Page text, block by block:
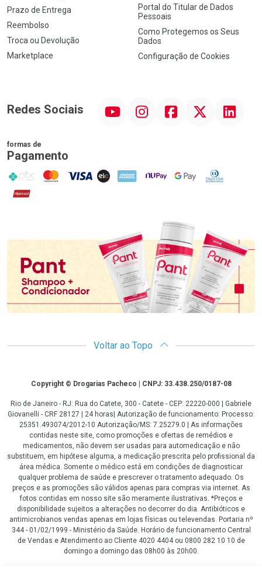
Prazo de Entrega
Reembolso
Troca ou Devolução
Marketplace
Portal do Titular de Dados
Pessoais
Como Protegemos os Seus
Dados
Configuração de Cookies
Redes Sociais InstagramFacebook Linkedin
formas de
Pagamento
PIX MasterCard
VISA ELO AMEX NuPay Google PayDiners Club
Hipercard
Promoção em Destaque
Voltar ao Topo
CopyrightCopyright © Drogarias Pacheco | CNPJ: 33.438.250/0187-08
Rio de Janeiro - RJ: Rua do Catete, 300 - Catete - CEP: 22220-000 | Gabriele
Giovanelli - CRF 28127 | 24 horas| Autorização de funcionamento: Processo:
25351.493074/2012-10 Autorização/MS: 7.25279.0 | As informações
contidas neste site, como promoções e ofertas de remédios e
medicamentos, não devem ser usadas para automedicação e não
substituem, em hipótese alguma, a medicação prescrita pelo profissional da
área médica. Somente o médico está em condições de diagnosticar
qualquer problema de saúde e prescrever o tratamento adequado. Os
preços e as promoções são válidos apenas para compras via internet. As
fotos contidas em nosso site são meramente ilustrativas. *Preços e
disponibilidade sujeitos a alterações no decorrer do dia. Antibióticos e
antimicrobianos vendas apenas em lojas físicas ou televendas. Portaria nº
344 - 01/02/1999 - Ministério da Saúde. Horário de funcionamento Central
de Vendas e Atendimento ao Cliente 4020 4404 ou 0800 282 10 10 de
domingo a domingo das 08h00 às 20h00.